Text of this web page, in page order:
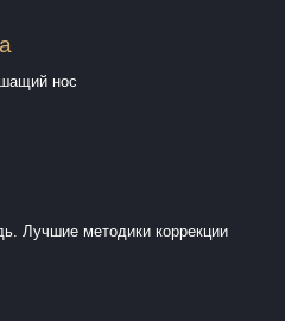
нос
Лучшие методики коррекции